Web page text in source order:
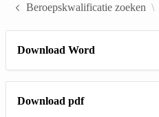
Beroepskwalificatie zoeken
Download Word
Download pdf